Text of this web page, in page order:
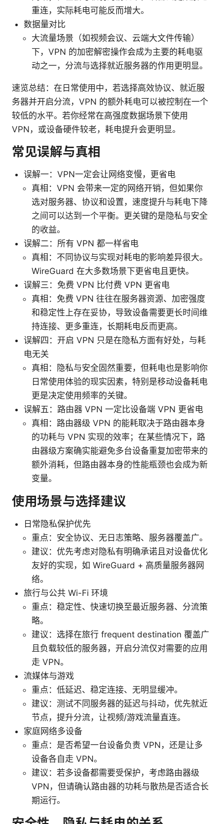
重连，实际耗电可能反而增大。
数据量对比
大流量场景（如视频会议、云端大文件传输）
下，VPN 的加密解密操作会成为主要的耗电驱
动之一，分流与选择就近服务器的作用更明显。
速览总结：在日常使用中，若选择高效协议、就近服
务器并开启分流，VPN 的额外耗电可以被控制在一个
较低的水平。若你经常在高强度数据场景下使用
VPN，或设备硬件较老，耗电提升会更明显。
常见误解与真相
误解一：VPN一定会让网络变慢，更省电
真相：VPN 会带来一定的网络开销，但如果你
选对服务器、协议和设置，速度提升与耗电下降
之间可以达到一个平衡。更关键的是隐私与安全
的收益。
误解二：所有 VPN 都一样省电
真相：不同协议与实现对耗电的影响差异很大。
WireGuard 在大多数场景下更省电且更快。
误解三：免费 VPN 比付费 VPN 更省电
真相：免费 VPN 往往在服务器资源、加密强度
和稳定性上存在妥协，导致设备需要更长时间维
持连接、更多重连，长期耗电反而更高。
误解四：开启 VPN 只是在隐私方面有好处，与耗
电无关
真相：隐私与安全固然重要，但耗电也是影响你
日常使用体验的现实因素，特别是移动设备耗电
更是决定使用频率的关键。
误解五：路由器 VPN 一定比设备端 VPN 更省电
真相：路由器级 VPN 的能耗取决于路由器本身
的功耗与 VPN 实现的效率；在某些情况下，路
由器级方案确实能避免多台设备重复加密带来的
额外消耗，但路由器本身的性能瓶颈也会成为新
变量。
使用场景与选择建议
日常隐私保护优先
重点：安全协议、无日志策略、服务器覆盖广。
建议：优先考虑对隐私有明确承诺且对设备优化
友好的实现，如 WireGuard + 高质量服务器网
络。
旅行与公共 Wi-Fi 环境
重点：稳定性、快速切换至最近服务器、分流策
略。
建议：选择在旅行 frequent destination 覆盖广
且负载较低的服务器，开启分流仅对需要的应用
走 VPN。
流媒体与游戏
重点：低延迟、稳定连接、无明显缓冲。
建议：测试不同服务器的延迟与抖动，优先就近
节点，提升分流，让视频/游戏流量直连。
家庭网络多设备
重点：是否希望一台设备负责 VPN，还是让多
设备各自走 VPN。
建议：若多设备都需要受保护，考虑路由器级
VPN，但请确认路由器的功耗与散热是否适合长
期运行。